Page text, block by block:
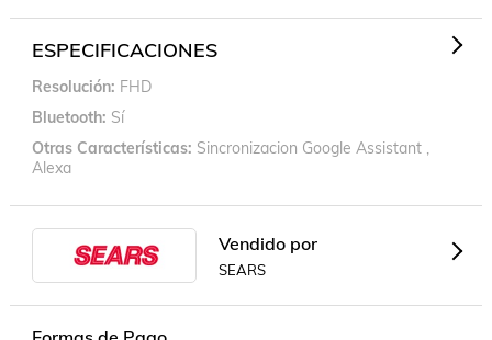
ESPECIFICACIONES
Resolución FHD
Bluetooth Sí
Otras Características Sincronizacion Google Assistant ,
Alexa
Vendido por
SEARS